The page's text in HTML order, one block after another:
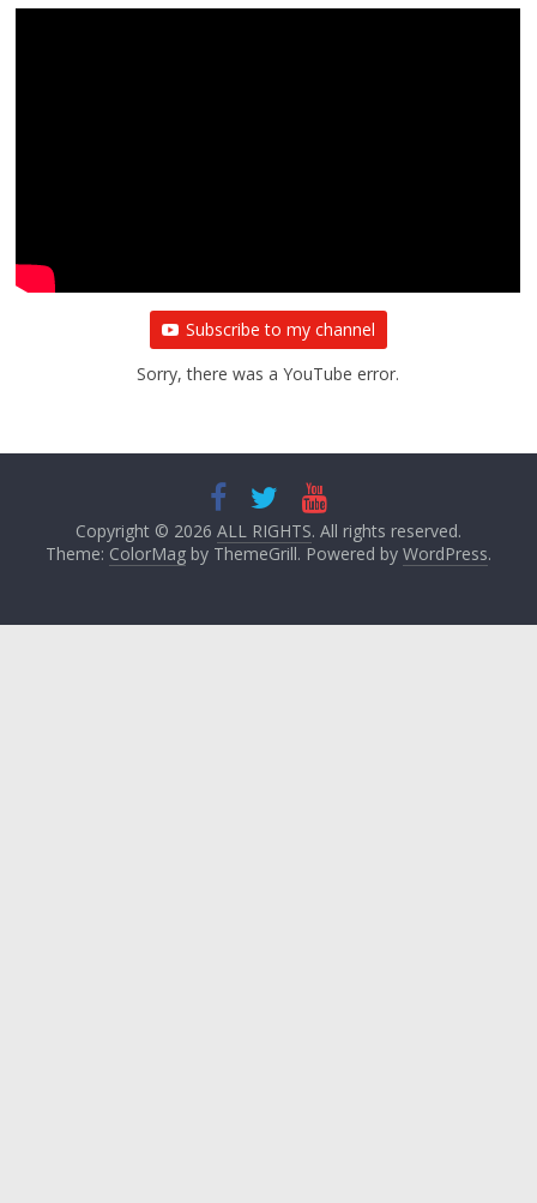
Subscribe to my channel
Sorry, there was a YouTube error.
Copyright © 2026 ALL RIGHTS. All rights reserved.
Theme: ColorMagby ThemeGrill. Powered by WordPress.